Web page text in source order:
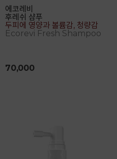
에코레비
후레쉬 샴푸
두피에 영양과 볼륨감, 청량감을 공급하는 샴푸
Ecorevi Fresh Shampoo
70,000